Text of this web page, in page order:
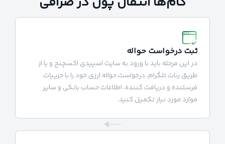
ثبت درخواست حواله
در این مرحله باید با ورود به سایت اسپیدی اکسچنج و یا از
طریق ربات تلگرام، درخواست حواله ارزی خود را با جزییات
فرستنده و دریافت کننده، اطلاعات حساب بانکی و سایر
موارد مورد نیاز تکمیل کنید.